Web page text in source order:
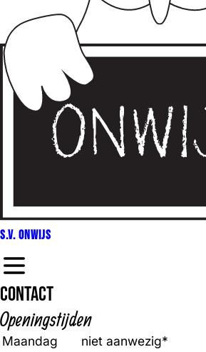
S.V. Onwijs
Contact
Openingstijden
Maandag
niet aanwezig*